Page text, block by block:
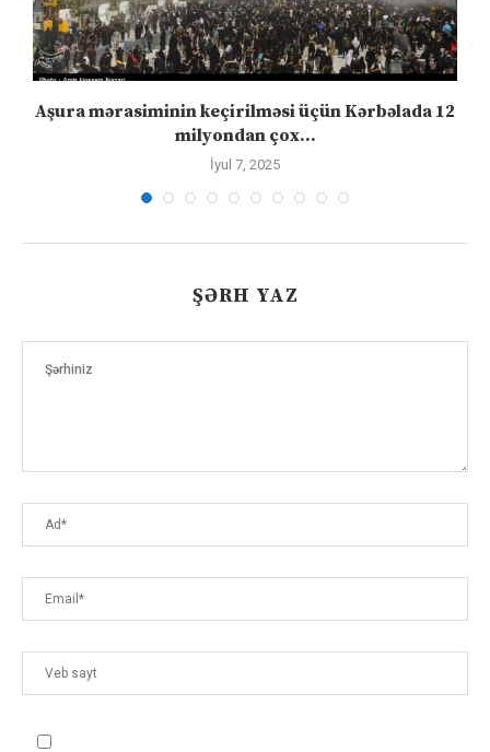
Aşura mərasiminin keçirilməsi üçün Kərbəlada 12
milyondan çox...
İyul 7, 2025
ŞƏRH YAZ